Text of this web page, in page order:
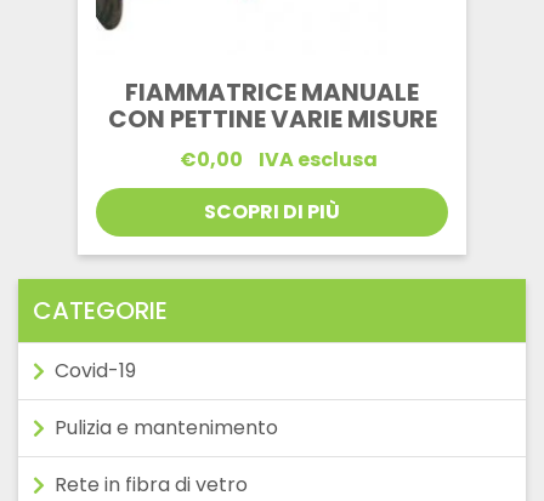
FIAMMATRICE MANUALE
CON PETTINE VARIE MISURE
€0,00
IVA esclusa
SCOPRI DI PIÙ
CATEGORIE
Covid-19
Pulizia e mantenimento
Rete in fibra di vetro